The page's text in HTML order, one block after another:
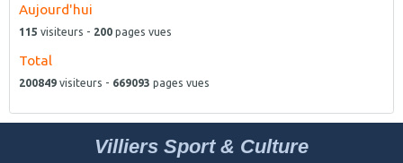
Aujourd'hui
115 visiteurs - 200 pages vues
Total
200849 visiteurs - 669093 pages vues
Villiers Sport & Culture